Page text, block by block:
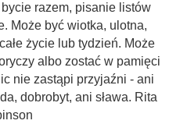
razem, pisanie listów
Może być wiotka, ulotna,
życie lub tydzień. Może
albo zostać w pamięci
nie zastąpi przyjaźni - ani
dobrobyt, ani sława. Rita